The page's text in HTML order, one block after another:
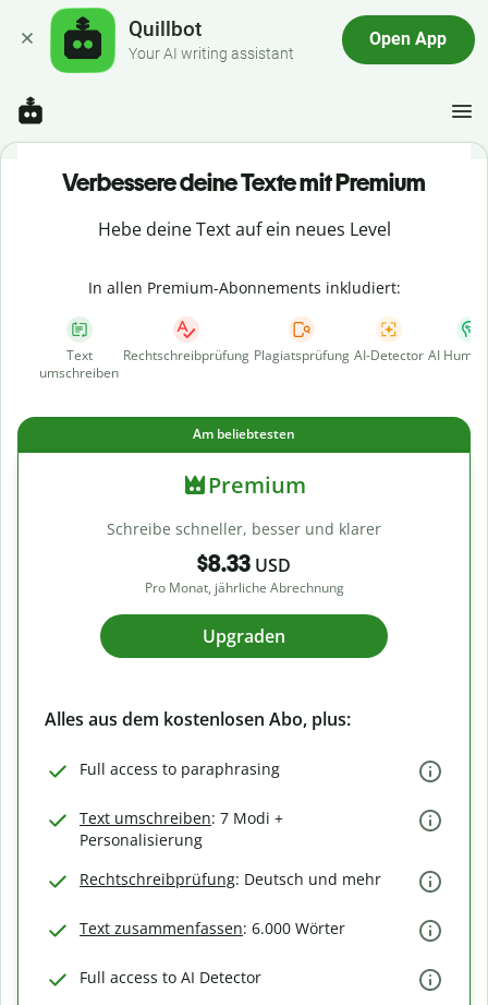
Quillbot
Your AI writing assistant
Open App
Verbessere deine Texte mit Premium
Hebe deine Text auf ein neues Level
In allen Premium-Abonnements inkludiert:
Text
umschreiben
Rechtschreibprüfung Plagiatsprüfung AI-Detector AI
Am beliebtesten
Premium
Schreibe schneller, besser und klarer
$8.33 USD
Pro Monat, jährliche Abrechnung
Upgraden
Alles aus dem kostenlosen Abo, plus:
Full access to paraphrasing
Text umschreiben: 7 Modi +
Personalisierung
Rechtschreibprüfung: Deutsch und mehr
Text zusammenfassen: 6.000 Wörter
Full access to AI Detector